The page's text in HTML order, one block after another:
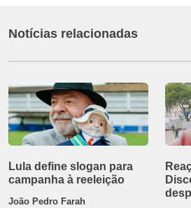
Notícias relacionadas
Lula define slogan para
campanha à reeleição
João Pedro Farah